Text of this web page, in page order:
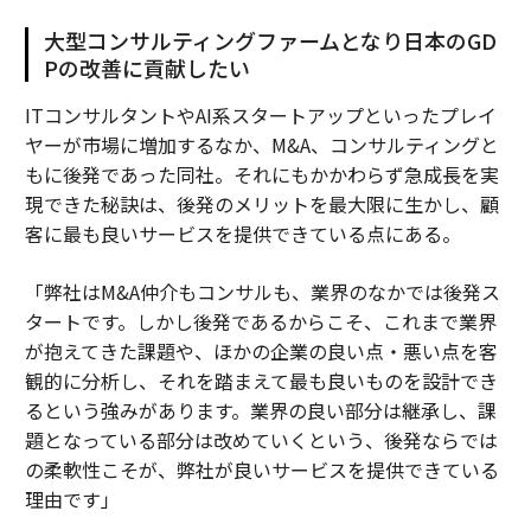
大型コンサルティングファームとなり日本のGD
Pの改善に貢献したい
ITコンサルタントやAI系スタートアップといったプレイ
ヤーが市場に増加するなか、M&A、コンサルティングと
もに後発であった同社。それにもかかわらず急成長を実
現できた秘訣は、後発のメリットを最大限に生かし、顧
客に最も良いサービスを提供できている点にある。
「弊社はM&A仲介もコンサルも、業界のなかでは後発ス
タートです。しかし後発であるからこそ、これまで業界
が抱えてきた課題や、ほかの企業の良い点・悪い点を客
観的に分析し、それを踏まえて最も良いものを設計でき
るという強みがあります。業界の良い部分は継承し、課
題となっている部分は改めていくという、後発ならでは
の柔軟性こそが、弊社が良いサービスを提供できている
理由です」